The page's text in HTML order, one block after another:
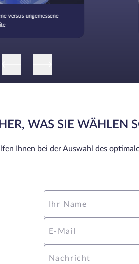
versus ungemessene
WAS SIE WÄHLEN
Ihnen bei der Auswahl des
Ihr Name
E-Mail
Nachricht